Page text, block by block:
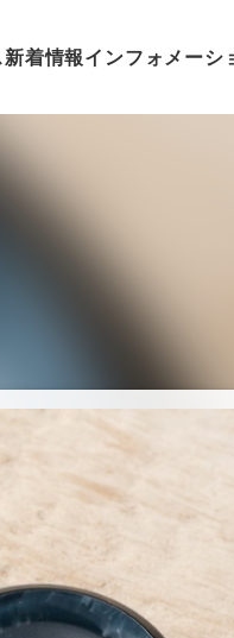
新着情報インフォメーシ